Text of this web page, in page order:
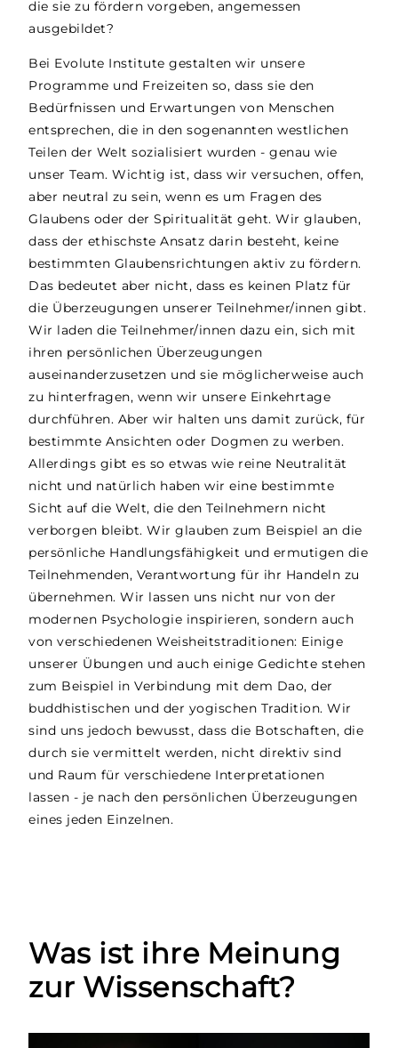
die sie zu fördern vorgeben, angemessen
ausgebildet?
Bei Evolute Institute gestalten wir unsere
Programme und Freizeiten so, dass sie den
Bedürfnissen und Erwartungen von Menschen
entsprechen, die in den sogenannten westlichen
Teilen der Welt sozialisiert wurden - genau wie
unser Team. Wichtig ist, dass wir versuchen, offen,
aber neutral zu sein, wenn es um Fragen des
Glaubens oder der Spiritualität geht. Wir glauben,
dass der ethischste Ansatz darin besteht, keine
bestimmten Glaubensrichtungen aktiv zu fördern.
Das bedeutet aber nicht, dass es keinen Platz für
die Überzeugungen unserer Teilnehmer/innen gibt.
Wir laden die Teilnehmer/innen dazu ein, sich mit
ihren persönlichen Überzeugungen
auseinanderzusetzen und sie möglicherweise auch
zu hinterfragen, wenn wir unsere Einkehrtage
durchführen. Aber wir halten uns damit zurück, für
bestimmte Ansichten oder Dogmen zu werben.
Allerdings gibt es so etwas wie reine Neutralität
nicht und natürlich haben wir eine bestimmte
Sicht auf die Welt, die den Teilnehmern nicht
verborgen bleibt. Wir glauben zum Beispiel an die
persönliche Handlungsfähigkeit und ermutigen die
Teilnehmenden, Verantwortung für ihr Handeln zu
übernehmen. Wir lassen uns nicht nur von der
modernen Psychologie inspirieren, sondern auch
von verschiedenen Weisheitstraditionen: Einige
unserer Übungen und auch einige Gedichte stehen
zum Beispiel in Verbindung mit dem Dao, der
buddhistischen und der yogischen Tradition. Wir
sind uns jedoch bewusst, dass die Botschaften, die
durch sie vermittelt werden, nicht direktiv sind
und Raum für verschiedene Interpretationen
lassen - je nach den persönlichen Überzeugungen
eines jeden Einzelnen.
Was ist ihre Meinung
zur Wissenschaft?